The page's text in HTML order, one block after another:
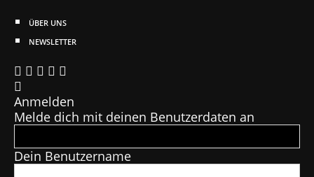
ÜBER UNS
NEWSLETTER
Anmelden
Melde dich mit deinen Benutzerdaten an
Dein Benutzername